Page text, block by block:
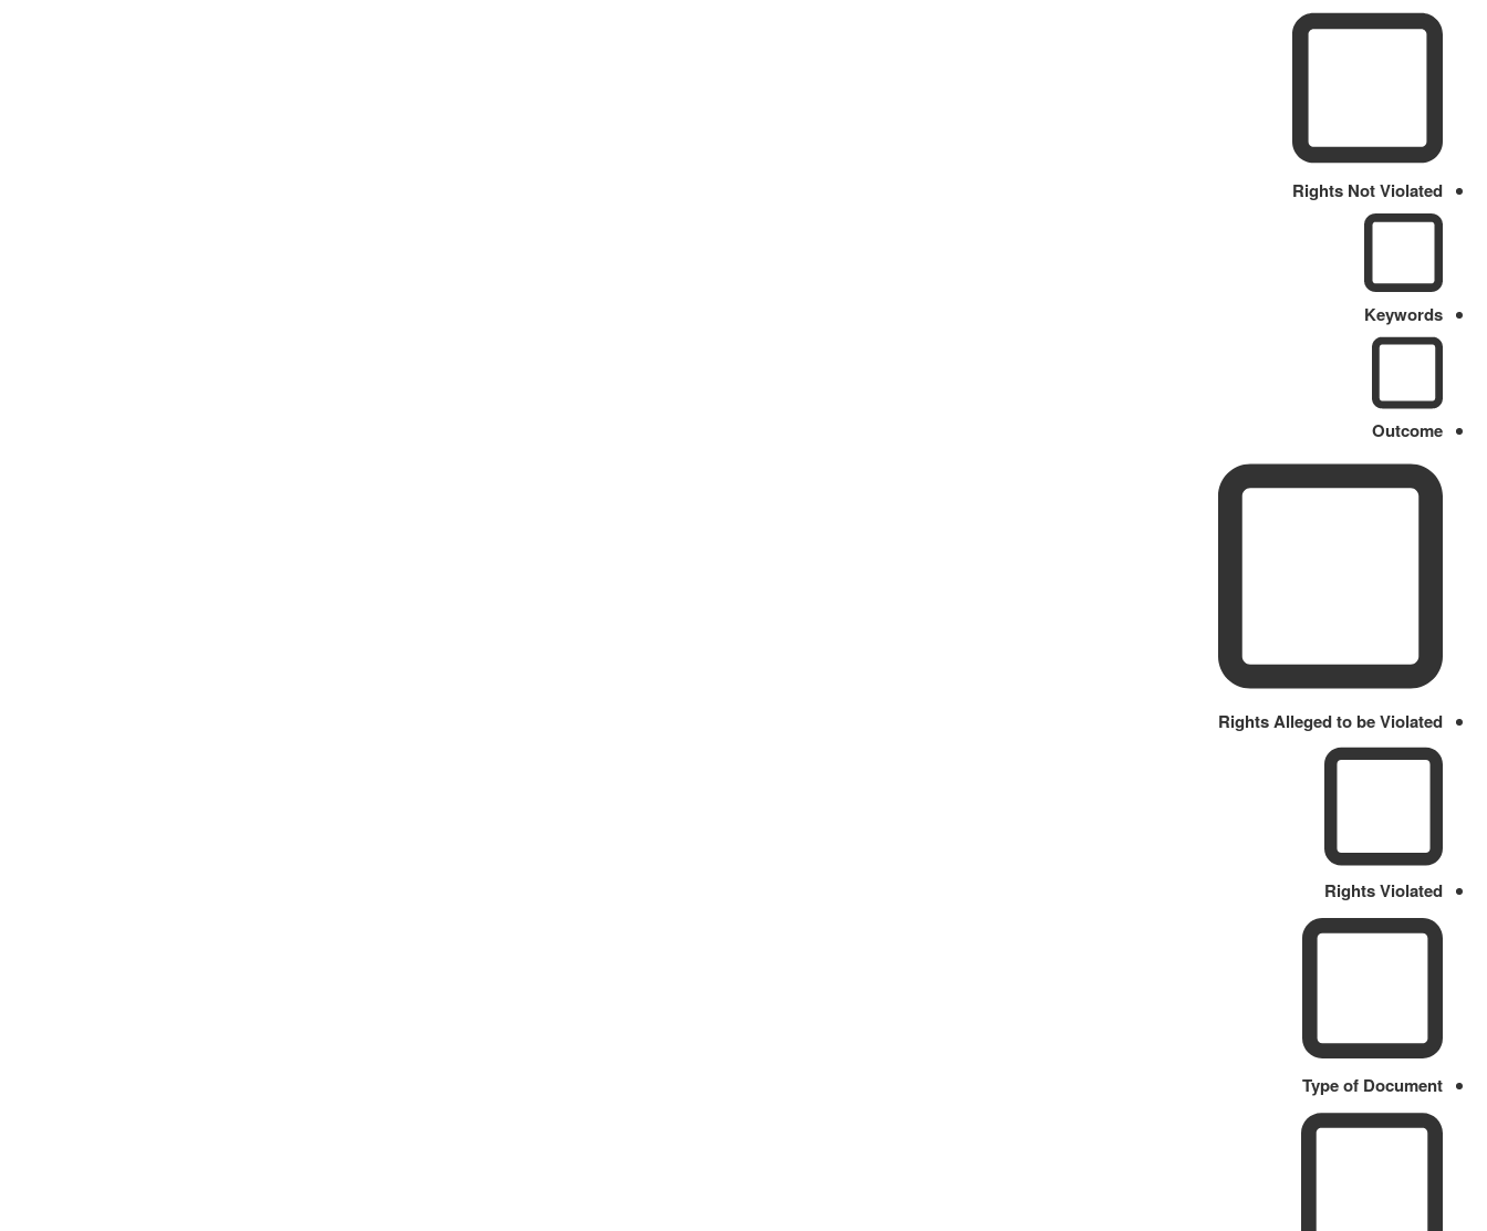
Rights Not Violated
Keywords
Outcome
Rights Alleged to be Violated
Rights Violated
Type of Document